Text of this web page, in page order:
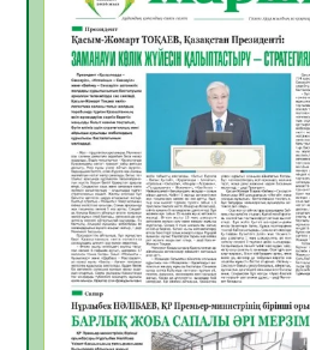
жұмыстарының тиімділігі
06.08.2026
Көкжөтел ауруы туралы
06.08.2026
АПВ вакцинасы туралы
06.08.2026
Open Air: Қызылорда
департаменті 20 мыңнан
көрерменнің
06.08.2026